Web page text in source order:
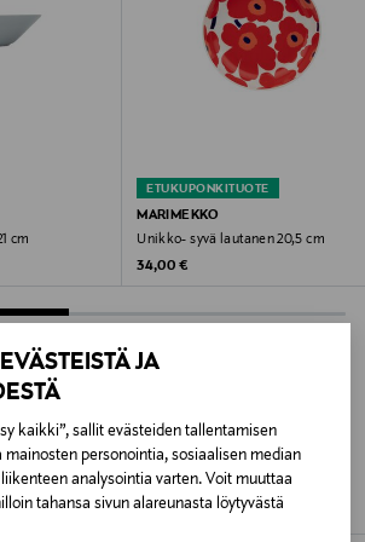
JA
kaikki”, sallit evästeiden tallentamisen
mainosten personointia, sosiaalisen median
analysointia varten. Voit muuttaa
tahansa sivun alareunasta löytyvästä
, uunin- ja mikronkestävä
cm
ETUKUPONKITUOTE
MARIMEKKO
Unikko- syvä lautanen 20,5 cm
Original Price
34,00 €